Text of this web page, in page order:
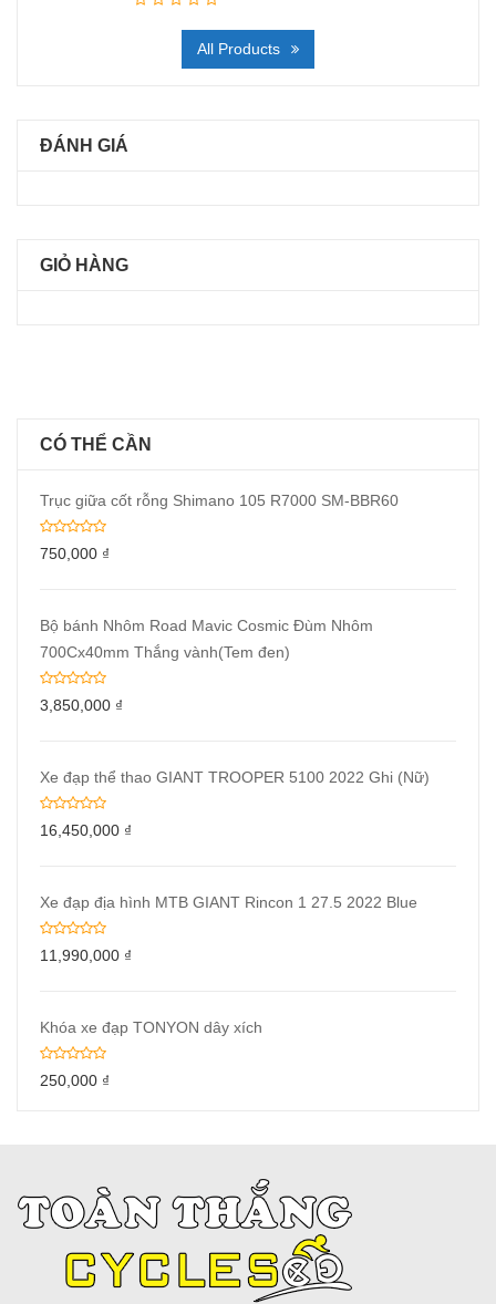
All Products
ĐÁNH GIÁ
GIỎ HÀNG
CÓ THỂ CẦN
Trục giữa cốt rỗng Shimano 105 R7000 SM-BBR60
750,000 ₫
Bộ bánh Nhôm Road Mavic Cosmic Đùm Nhôm
700Cx40mm Thắng vành(Tem đen)
3,850,000 ₫
Xe đạp thể thao GIANT TROOPER 5100 2022 Ghi (Nữ)
16,450,000 ₫
Xe đạp địa hình MTB GIANT Rincon 1 27.5 2022 Blue
11,990,000 ₫
Khóa xe đạp TONYON dây xích
250,000 ₫